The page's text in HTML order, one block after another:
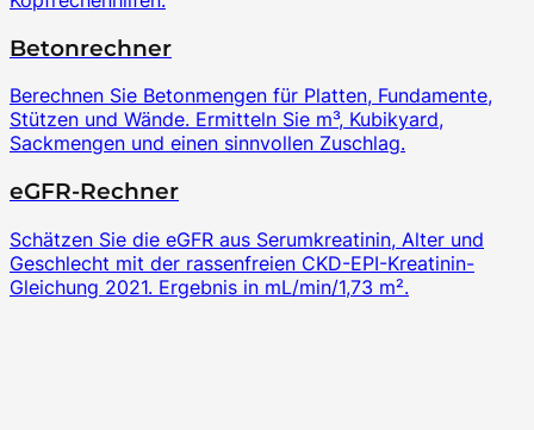
Betonrechner
Berechnen Sie Betonmengen für Platten, Fundamente,
Stützen und Wände. Ermitteln Sie m³, Kubikyard,
Sackmengen und einen sinnvollen Zuschlag.
eGFR-Rechner
Schätzen Sie die eGFR aus Serumkreatinin, Alter und
Geschlecht mit der rassenfreien CKD-EPI-Kreatinin-
Gleichung 2021. Ergebnis in mL/min/1,73 m².